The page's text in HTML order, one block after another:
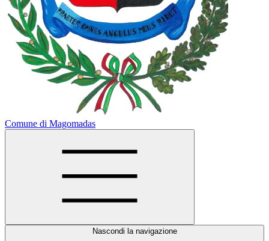
Comune di Magomadas
Nascondi la navigazione